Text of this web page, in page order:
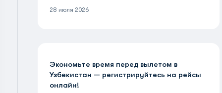
28 июля 2026
Экономьте время перед вылетом в
Узбекистан — регистрируйтесь на рейсы
онлайн!